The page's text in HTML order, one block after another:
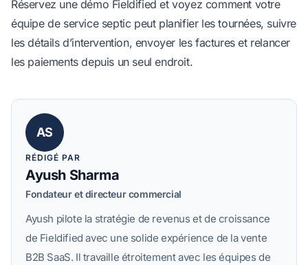
Réservez une démo Fieldified et voyez comment votre
équipe de service septic peut planifier les tournées, suivre
les détails d’intervention, envoyer les factures et relancer
les paiements depuis un seul endroit.
AS
RÉDIGÉ PAR
Ayush Sharma
Fondateur et directeur commercial
Ayush pilote la stratégie de revenus et de croissance
de Fieldified avec une solide expérience de la vente
B2B SaaS. Il travaille étroitement avec les équipes de